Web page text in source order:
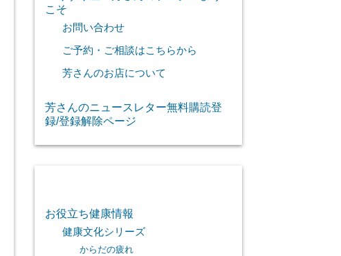
こそ
お問い合わせ
ご予約・ご相談はこちらから
芳さんのお店について
芳さんのニュースレター無料購読登
録/登録解除ページ
お役立ち健康情報
健康文化シリーズ
からだの疲れ